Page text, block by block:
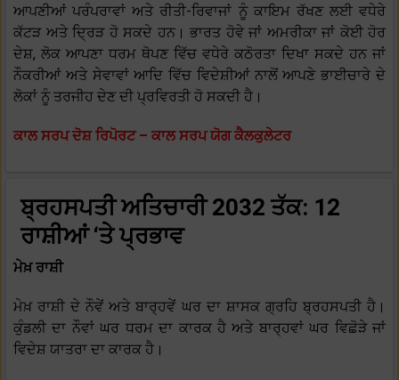
ਆਪਣੀਆਂ ਪਰੰਪਰਾਵਾਂ ਅਤੇ ਰੀਤੀ-ਰਿਵਾਜਾਂ ਨੂੰ ਕਾਇਮ ਰੱਖਣ ਲਈ ਵਧੇਰੇ
ਕੱਟੜ ਅਤੇ ਦ੍ਰਿੜ ਹੋ ਸਕਦੇ ਹਨ। ਭਾਰਤ ਹੋਵੇ ਜਾਂ ਅਮਰੀਕਾ ਜਾਂ ਕੋਈ ਹੋਰ
ਦੇਸ਼, ਲੋਕ ਆਪਣਾ ਧਰਮ ਥੋਪਣ ਵਿੱਚ ਵਧੇਰੇ ਕਠੋਰਤਾ ਦਿਖਾ ਸਕਦੇ ਹਨ ਜਾਂ
ਨੌਕਰੀਆਂ ਅਤੇ ਸੇਵਾਵਾਂ ਆਦਿ ਵਿੱਚ ਵਿਦੇਸ਼ੀਆਂ ਨਾਲੋਂ ਆਪਣੇ ਭਾਈਚਾਰੇ ਦੇ
ਲੋਕਾਂ ਨੂੰ ਤਰਜੀਹ ਦੇਣ ਦੀ ਪ੍ਰਵਿਰਤੀ ਹੋ ਸਕਦੀ ਹੈ।
ਕਾਲ ਸਰਪ ਦੋਸ਼ ਰਿਪੋਰਟ – ਕਾਲ ਸਰਪ ਯੋਗ ਕੈਲਕੁਲੇਟਰ
ਬ੍ਰਹਸਪਤੀ ਅਤਿਚਾਰੀ 2032 ਤੱਕ: 12
ਰਾਸ਼ੀਆਂ ‘ਤੇ ਪ੍ਰਭਾਵ
ਮੇਖ਼ ਰਾਸ਼ੀ
ਮੇਖ਼ ਰਾਸ਼ੀ ਦੇ ਨੌਵੇਂ ਅਤੇ ਬਾਰ੍ਹਵੇਂ ਘਰ ਦਾ ਸ਼ਾਸਕ ਗ੍ਰਹਿ ਬ੍ਰਹਸਪਤੀ ਹੈ।
ਕੁੰਡਲੀ ਦਾ ਨੌਵਾਂ ਘਰ ਧਰਮ ਦਾ ਕਾਰਕ ਹੈ ਅਤੇ ਬਾਰ੍ਹਵਾਂ ਘਰ ਵਿਛੋੜੇ ਜਾਂ
ਵਿਦੇਸ਼ ਯਾਤਰਾ ਦਾ ਕਾਰਕ ਹੈ।